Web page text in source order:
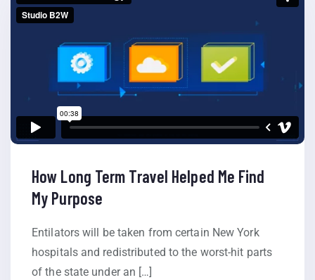
How Long Term Travel Helped Me Find
My Purpose
Entilators will be taken from certain New York
hospitals and redistributed to the worst-hit parts
of the state under an […]